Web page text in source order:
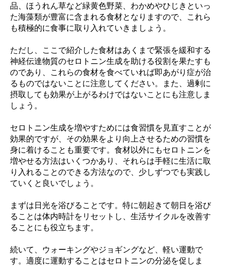
品、ほうれん草など緑黄色野菜、わかめやひじきといっ
た海藻類が豊富に含まれる食材となりますので、これら
も積極的に食事に取り入れていきましょう。
ただし、ここで紹介した食材はあくまで緊張を緩和する
神経伝達物質のセロトニン生成を助ける役割を果たすも
のであり、これらの食材を食べていれば即あがり症が治
るものではないことに注意してください。また、過剰に
摂取しても効果が上がるわけではないことにも注意しま
しょう。
セロトニン生成を増やすためには食習慣を見直すことが
効果的ですが、その効果をより向上させるための習慣を
身に着けることも重要です。食材以外にもセロトニンを
増やせる方法はいくつかあり、それらは手軽に生活に取
り入れることのできる方法なので、少しずつでも実践し
ていくと良いでしょう。
まずは日光を浴びることです。特に朝起きて朝日を浴び
ることは体内時計をリセットし、生活サイクルを改善す
ることにも役立ちます。
続いて、ウォーキングやジョギングなど、軽い運動で
す。適度に運動することはセロトニンの分泌を促しま